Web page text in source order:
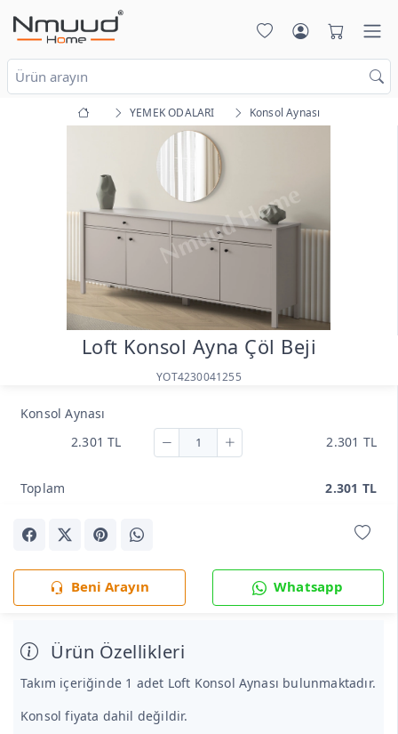
YEMEK ODALARI Konsol Aynası
Loft Konsol Ayna Çöl Beji
YOT4230041255
Konsol Aynası
2.301 TL
2.301 TL
Toplam 2.301 TL
Beni Arayın Whatsapp
Ürün Özellikleri
Takım içeriğinde 1 adet Loft Konsol Aynası bulunmaktadır.
Konsol fiyata dahil değildir.